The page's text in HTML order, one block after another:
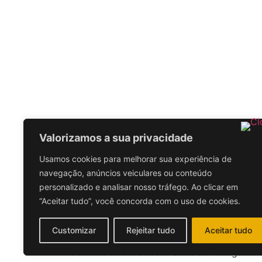
Valorizamos a sua privacidade
Usamos cookies para melhorar sua experiência de
navegação, anúncios veiculares ou conteúdo
personalizado e analisar nosso tráfego. Ao clicar em
“Aceitar tudo”, você concorda com o uso de cookies.
Customizar Rejeitar tudo Aceitar tudo
Todos os direitos reservados ao Delegado